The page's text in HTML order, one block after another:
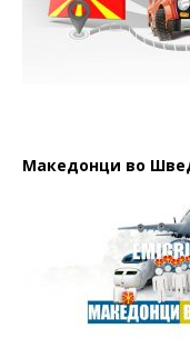
Македонци во